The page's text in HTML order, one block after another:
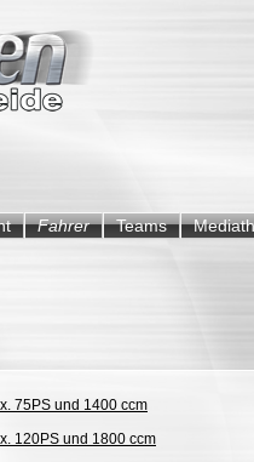
Fahrer Teams
75PS und 1400 ccm
120PS und 1800 ccm